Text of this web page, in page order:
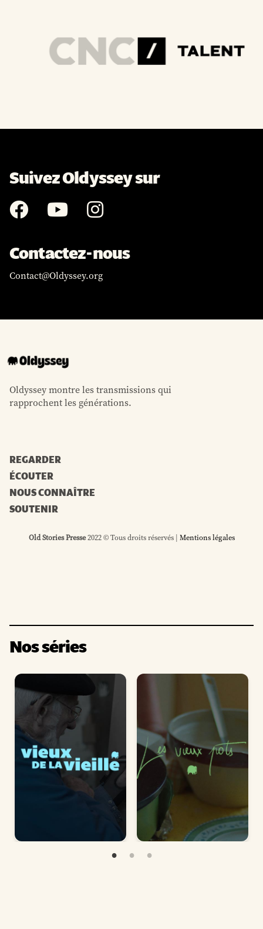
Suivez Oldyssey sur
  
Contactez-nous
Contact@Oldyssey.org
Oldyssey montre les transmissions qui
rapprochent les générations.
REGARDER
ÉCOUTER
NOUS CONNAÎTRE
SOUTENIR
Old Stories Presse2022 © Tous droits réservés | Mentions légales
Nos séries